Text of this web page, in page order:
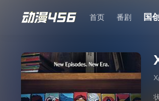
首页 番剧 国创